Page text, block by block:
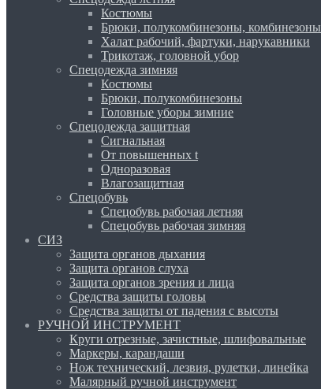
Костюмы
Брюки, полукомбинезоны, комбинезоны
Халат рабочий, фартуки, нарукавники
Трикотаж, головной убор
Спецодежда зимняя
Костюмы
Брюки, полукомбинезоны
Головные уборы зимние
Спецодежда защитная
Сигнальная
От повышенных t
Одноразовая
Влагозащитная
Спецобувь
Спецобувь рабочая летняя
Спецобувь рабочая зимняя
СИЗ
Защита органов дыхания
Защита органов слуха
Защита органов зрения и лица
Средства защиты головы
Средства защиты от падения с высоты
РУЧНОЙ ИНСТРУМЕНТ
Круги отрезные, зачистные, шлифовальные
Маркеры, карандаши
Нож технический, лезвия, рулетки, линейка
Малярный ручной инструмент